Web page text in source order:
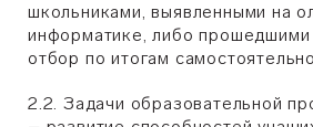
школьниками, выявленными на
информатике, либо прошедшими
отбор по итогам
2.2. Задачи образовательной